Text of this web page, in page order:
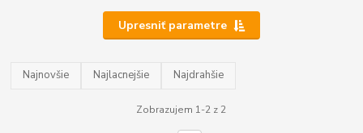
Upresniť parametre
Najnovšie Najlacnejšie Najdrahšie
Zobrazujem 1-2 z 2